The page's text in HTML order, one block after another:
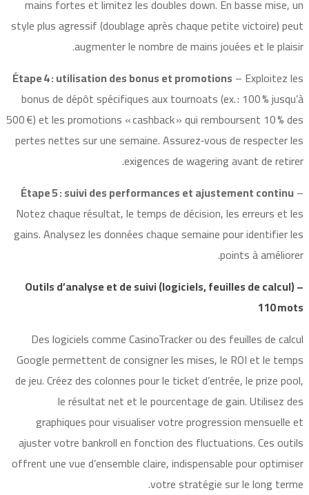
mains fortes et limitez les doubles down. En basse mise, un
style plus agressif (doublage après chaque petite victoire) peut
augmenter le nombre de mains jouées et le plaisir.
Étape 4 : utilisation des bonus et promotions – Exploitez les
bonus de dépôt spécifiques aux tournoats (ex. : 100 % jusqu’à
500 €) et les promotions « cashback » qui remboursent 10 % des
pertes nettes sur une semaine. Assurez‑vous de respecter les
exigences de wagering avant de retirer.
Étape 5 : suivi des performances et ajustement continu–
Notez chaque résultat, le temps de décision, les erreurs et les
gains. Analysez les données chaque semaine pour identifier les
points à améliorer.
Outils d’analyse et de suivi (logiciels, feuilles de calcul) –
110 mots
Des logiciels comme CasinoTracker ou des feuilles de calcul
Google permettent de consigner les mises, le ROI et le temps
de jeu. Créez des colonnes pour le ticket d’entrée, le prize pool,
le résultat net et le pourcentage de gain. Utilisez des
graphiques pour visualiser votre progression mensuelle et
ajuster votre bankroll en fonction des fluctuations. Ces outils
offrent une vue d’ensemble claire, indispensable pour optimiser
votre stratégie sur le long terme.